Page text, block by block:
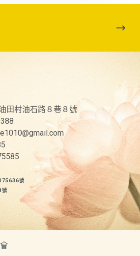
田村油石路８巷８號
號
號